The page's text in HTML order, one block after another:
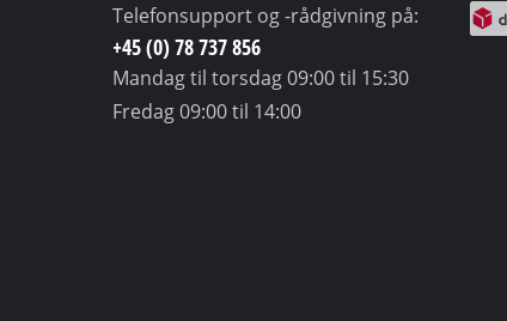
Telefonsupport og -rådgivning på:
+45 (0) 78 737 856
Mandag til torsdag09:00 til 15:30
Fredag09:00 til 14:00